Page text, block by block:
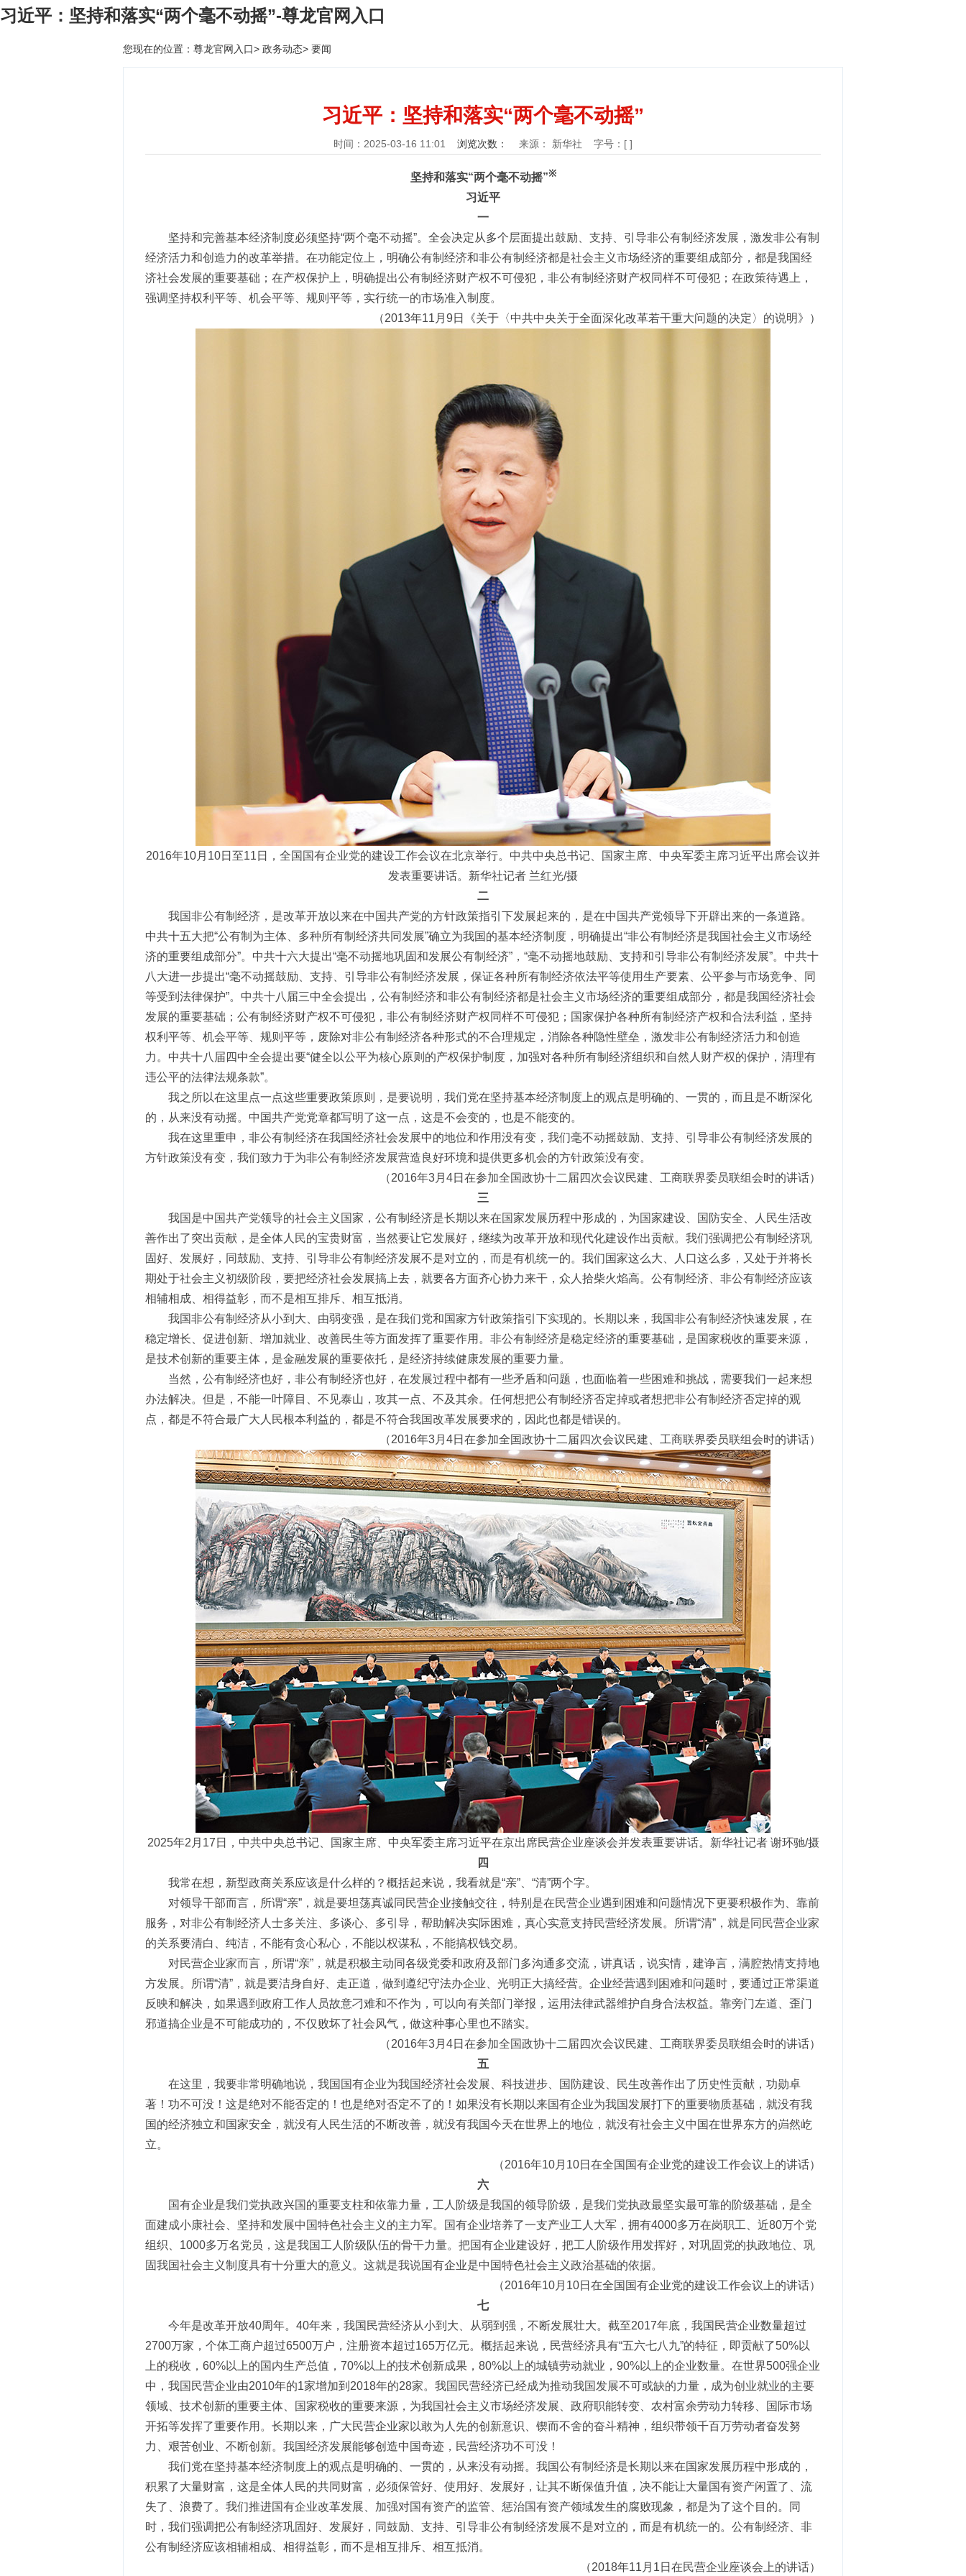
习近平：坚持和落实“两个毫不动摇”-尊龙官网入口
您现在的位置： 尊龙官网入口> 政务动态> 要闻
习近平：坚持和落实“两个毫不动摇”
时间：2025-03-16 11:01 浏览次数： 来源： 新华社 字号：[ ]
坚持和落实“两个毫不动摇”※
习近平
一
坚持和完善基本经济制度必须坚持“两个毫不动摇”。全会决定从多个层面提出鼓励、支持、引导非公有制经济发展，激发非公有制
经济活力和创造力的改革举措。在功能定位上，明确公有制经济和非公有制经济都是社会主义市场经济的重要组成部分，都是我国经
济社会发展的重要基础；在产权保护上，明确提出公有制经济财产权不可侵犯，非公有制经济财产权同样不可侵犯；在政策待遇上，
强调坚持权利平等、机会平等、规则平等，实行统一的市场准入制度。
（2013年11月9日《关于〈中共中央关于全面深化改革若干重大问题的决定〉的说明》）
2016年10月10日至11日，全国国有企业党的建设工作会议在北京举行。中共中央总书记、国家主席、中央军委主席习近平出席会议并
发表重要讲话。新华社记者 兰红光/摄
二
我国非公有制经济，是改革开放以来在中国共产党的方针政策指引下发展起来的，是在中国共产党领导下开辟出来的一条道路。
中共十五大把“公有制为主体、多种所有制经济共同发展”确立为我国的基本经济制度，明确提出“非公有制经济是我国社会主义市场经
济的重要组成部分”。中共十六大提出“毫不动摇地巩固和发展公有制经济”，“毫不动摇地鼓励、支持和引导非公有制经济发展”。中共十
八大进一步提出“毫不动摇鼓励、支持、引导非公有制经济发展，保证各种所有制经济依法平等使用生产要素、公平参与市场竞争、同
等受到法律保护”。中共十八届三中全会提出，公有制经济和非公有制经济都是社会主义市场经济的重要组成部分，都是我国经济社会
发展的重要基础；公有制经济财产权不可侵犯，非公有制经济财产权同样不可侵犯；国家保护各种所有制经济产权和合法利益，坚持
权利平等、机会平等、规则平等，废除对非公有制经济各种形式的不合理规定，消除各种隐性壁垒，激发非公有制经济活力和创造
力。中共十八届四中全会提出要“健全以公平为核心原则的产权保护制度，加强对各种所有制经济组织和自然人财产权的保护，清理有
违公平的法律法规条款”。
我之所以在这里点一点这些重要政策原则，是要说明，我们党在坚持基本经济制度上的观点是明确的、一贯的，而且是不断深化
的，从来没有动摇。中国共产党党章都写明了这一点，这是不会变的，也是不能变的。
我在这里重申，非公有制经济在我国经济社会发展中的地位和作用没有变，我们毫不动摇鼓励、支持、引导非公有制经济发展的
方针政策没有变，我们致力于为非公有制经济发展营造良好环境和提供更多机会的方针政策没有变。
（2016年3月4日在参加全国政协十二届四次会议民建、工商联界委员联组会时的讲话）
三
我国是中国共产党领导的社会主义国家，公有制经济是长期以来在国家发展历程中形成的，为国家建设、国防安全、人民生活改
善作出了突出贡献，是全体人民的宝贵财富，当然要让它发展好，继续为改革开放和现代化建设作出贡献。我们强调把公有制经济巩
固好、发展好，同鼓励、支持、引导非公有制经济发展不是对立的，而是有机统一的。我们国家这么大、人口这么多，又处于并将长
期处于社会主义初级阶段，要把经济社会发展搞上去，就要各方面齐心协力来干，众人拾柴火焰高。公有制经济、非公有制经济应该
相辅相成、相得益彰，而不是相互排斥、相互抵消。
我国非公有制经济从小到大、由弱变强，是在我们党和国家方针政策指引下实现的。长期以来，我国非公有制经济快速发展，在
稳定增长、促进创新、增加就业、改善民生等方面发挥了重要作用。非公有制经济是稳定经济的重要基础，是国家税收的重要来源，
是技术创新的重要主体，是金融发展的重要依托，是经济持续健康发展的重要力量。
当然，公有制经济也好，非公有制经济也好，在发展过程中都有一些矛盾和问题，也面临着一些困难和挑战，需要我们一起来想
办法解决。但是，不能一叶障目、不见泰山，攻其一点、不及其余。任何想把公有制经济否定掉或者想把非公有制经济否定掉的观
点，都是不符合最广大人民根本利益的，都是不符合我国改革发展要求的，因此也都是错误的。
（2016年3月4日在参加全国政协十二届四次会议民建、工商联界委员联组会时的讲话）
2025年2月17日，中共中央总书记、国家主席、中央军委主席习近平在京出席民营企业座谈会并发表重要讲话。新华社记者 谢环驰/摄
四
我常在想，新型政商关系应该是什么样的？概括起来说，我看就是“亲”、“清”两个字。
对领导干部而言，所谓“亲”，就是要坦荡真诚同民营企业接触交往，特别是在民营企业遇到困难和问题情况下更要积极作为、靠前
服务，对非公有制经济人士多关注、多谈心、多引导，帮助解决实际困难，真心实意支持民营经济发展。所谓“清”，就是同民营企业家
的关系要清白、纯洁，不能有贪心私心，不能以权谋私，不能搞权钱交易。
对民营企业家而言，所谓“亲”，就是积极主动同各级党委和政府及部门多沟通多交流，讲真话，说实情，建诤言，满腔热情支持地
方发展。所谓“清”，就是要洁身自好、走正道，做到遵纪守法办企业、光明正大搞经营。企业经营遇到困难和问题时，要通过正常渠道
反映和解决，如果遇到政府工作人员故意刁难和不作为，可以向有关部门举报，运用法律武器维护自身合法权益。靠旁门左道、歪门
邪道搞企业是不可能成功的，不仅败坏了社会风气，做这种事心里也不踏实。
（2016年3月4日在参加全国政协十二届四次会议民建、工商联界委员联组会时的讲话）
五
在这里，我要非常明确地说，我国国有企业为我国经济社会发展、科技进步、国防建设、民生改善作出了历史性贡献，功勋卓
著！功不可没！这是绝对不能否定的！也是绝对否定不了的！如果没有长期以来国有企业为我国发展打下的重要物质基础，就没有我
国的经济独立和国家安全，就没有人民生活的不断改善，就没有我国今天在世界上的地位，就没有社会主义中国在世界东方的岿然屹
立。
（2016年10月10日在全国国有企业党的建设工作会议上的讲话）
六
国有企业是我们党执政兴国的重要支柱和依靠力量，工人阶级是我国的领导阶级，是我们党执政最坚实最可靠的阶级基础，是全
面建成小康社会、坚持和发展中国特色社会主义的主力军。国有企业培养了一支产业工人大军，拥有4000多万在岗职工、近80万个党
组织、1000多万名党员，这是我国工人阶级队伍的骨干力量。把国有企业建设好，把工人阶级作用发挥好，对巩固党的执政地位、巩
固我国社会主义制度具有十分重大的意义。这就是我说国有企业是中国特色社会主义政治基础的依据。
（2016年10月10日在全国国有企业党的建设工作会议上的讲话）
七
今年是改革开放40周年。40年来，我国民营经济从小到大、从弱到强，不断发展壮大。截至2017年底，我国民营企业数量超过
2700万家，个体工商户超过6500万户，注册资本超过165万亿元。概括起来说，民营经济具有“五六七八九”的特征，即贡献了50%以
上的税收，60%以上的国内生产总值，70%以上的技术创新成果，80%以上的城镇劳动就业，90%以上的企业数量。在世界500强企业
中，我国民营企业由2010年的1家增加到2018年的28家。我国民营经济已经成为推动我国发展不可或缺的力量，成为创业就业的主要
领域、技术创新的重要主体、国家税收的重要来源，为我国社会主义市场经济发展、政府职能转变、农村富余劳动力转移、国际市场
开拓等发挥了重要作用。长期以来，广大民营企业家以敢为人先的创新意识、锲而不舍的奋斗精神，组织带领千百万劳动者奋发努
力、艰苦创业、不断创新。我国经济发展能够创造中国奇迹，民营经济功不可没！
我们党在坚持基本经济制度上的观点是明确的、一贯的，从来没有动摇。我国公有制经济是长期以来在国家发展历程中形成的，
积累了大量财富，这是全体人民的共同财富，必须保管好、使用好、发展好，让其不断保值升值，决不能让大量国有资产闲置了、流
失了、浪费了。我们推进国有企业改革发展、加强对国有资产的监管、惩治国有资产领域发生的腐败现象，都是为了这个目的。同
时，我们强调把公有制经济巩固好、发展好，同鼓励、支持、引导非公有制经济发展不是对立的，而是有机统一的。公有制经济、非
公有制经济应该相辅相成、相得益彰，而不是相互排斥、相互抵消。
（2018年11月1日在民营企业座谈会上的讲话）